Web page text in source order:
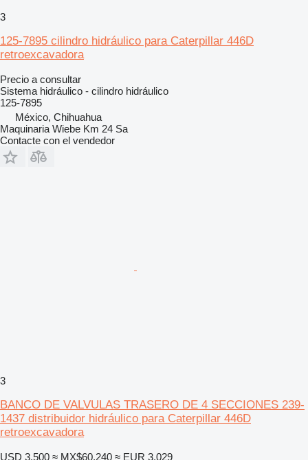
3
125-7895 cilindro hidráulico para Caterpillar 446D
retroexcavadora
Precio a consultar
Sistema hidráulico - cilindro hidráulico
125-7895
México, Chihuahua
Maquinaria Wiebe Km 24 Sa
Contacte con el vendedor
3
BANCO DE VALVULAS TRASERO DE 4 SECCIONES 239-
1437 distribuidor hidráulico para Caterpillar 446D
retroexcavadora
USD 3,500 ≈ MX$60,240 ≈ EUR 3,029